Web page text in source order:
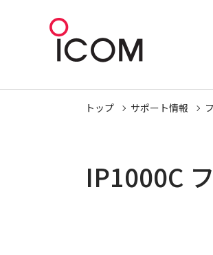
トップ サポート情報
IP1000C